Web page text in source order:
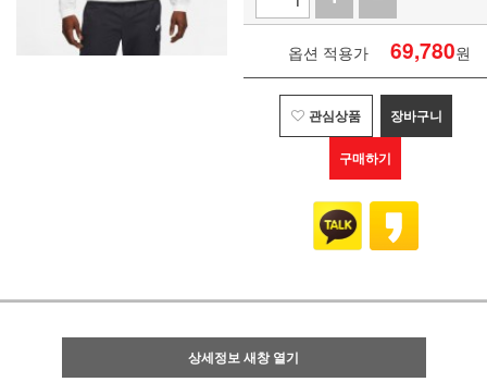
옵션 적용가 69,780원
관심상품 장바구니
구매하기
상세정보 새창 열기